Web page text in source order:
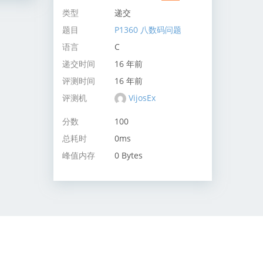
类型
递交
题目
P1360 八数码问题
语言
C
递交时间
16 年前
评测时间
16 年前
评测机
VijosEx
分数
100
总耗时
0ms
峰值内存
0 Bytes